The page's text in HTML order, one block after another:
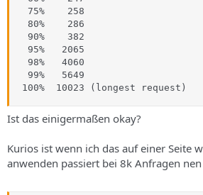
  75%    258
  80%    286
  90%    382
  95%   2065
  98%   4060
  99%   5649
100%  10023 (longest request)
Ist das einigermaßen okay?
Kurios ist wenn ich das auf einer Seite
anwenden passiert bei 8k Anfragen